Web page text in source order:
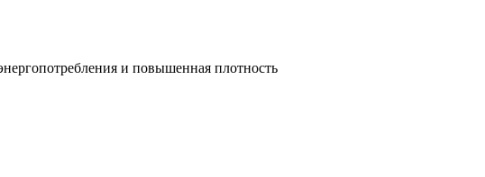
и повышенная плотность